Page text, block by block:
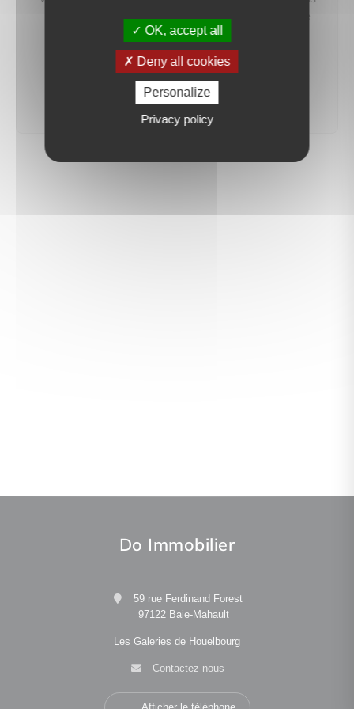
préviendrons dès qu'un bien correspondant à votre
recherche sera mis en ligne.
créer une alerte
Do Immobilier
59 rue Ferdinand Forest
97122 Baie-Mahault
Les Galeries de Houelbourg
Contactez-nous
OK, accept all
Deny all cookies
Personalize
Privacy policy